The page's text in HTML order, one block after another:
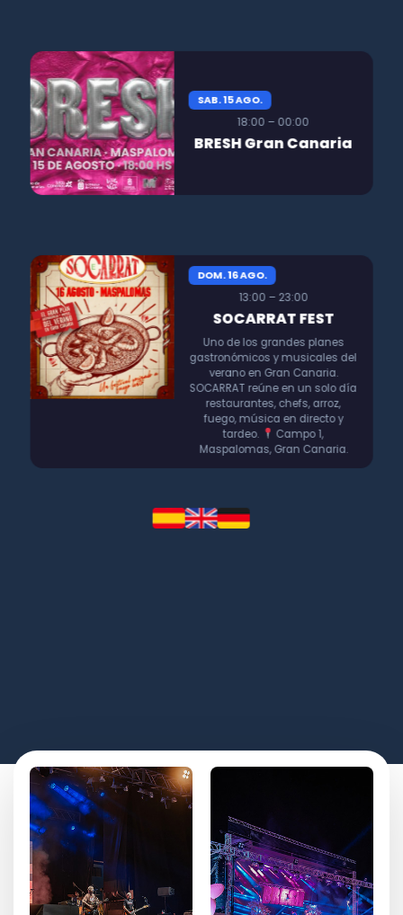
SAB. 15 AGO.
18:00 – 00:00
BRESH Gran Canaria
DOM. 16 AGO.
13:00 – 23:00
SOCARRAT FEST
Uno de los grandes planes
gastronómicos y musicales del
verano en Gran Canaria.
SOCARRAT reúne en un solo día
restaurantes, chefs, arroz,
fuego, música en directo y
tardeo.
Campo 1,
Maspalomas, Gran Canaria.